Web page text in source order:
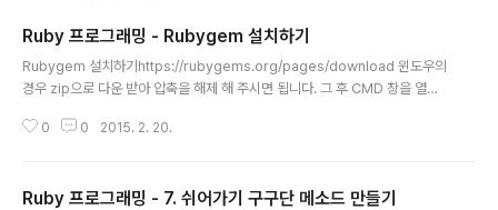
Ruby 프로그래밍 - Rubygem 설치하기
Rubygem 설치하기https://rubygems.org/pages/download 윈도우의
경우 zip으로 다운 받아 압축을 해제 해 주시면 됩니다. 그 후 CMD 창을 열고,
됩니다. 검은 창 하나가 나타날 겁니다. 그럼 이제 cmd창에서 쓰이는 명령어를
우선 이 두가지만 알고 가도록 합니다! ruby 설치된 폴더의 위치를 확인하도록
0 0 2015. 2. 20.
Ruby 프로그래밍 - 7. 쉬어가기 구구단 메소드 만들기